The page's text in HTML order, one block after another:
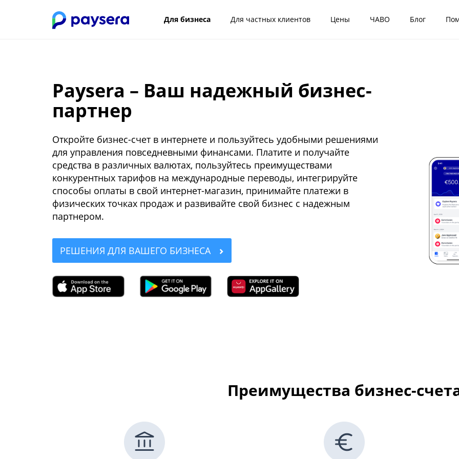
Для бизнеса Для частных клиентов Цены ЧАВО Блог
Paysera – Ваш надежный бизнес-
партнер
Откройте бизнес-счет в интернете и пользуйтесь удобными решениями
для управления повседневными финансами. Платите и получайте
средства в различных валютах, пользуйтесь преимуществами
конкурентных тарифов на международные переводы, интегрируйте
способы оплаты в свой интернет-магазин, принимайте платежи в
физических точках продаж и развивайте свой бизнес с надежным
партнером.
РЕШЕНИЯ ДЛЯ ВАШЕГО БИЗНЕСА
Преимущества бизнес-